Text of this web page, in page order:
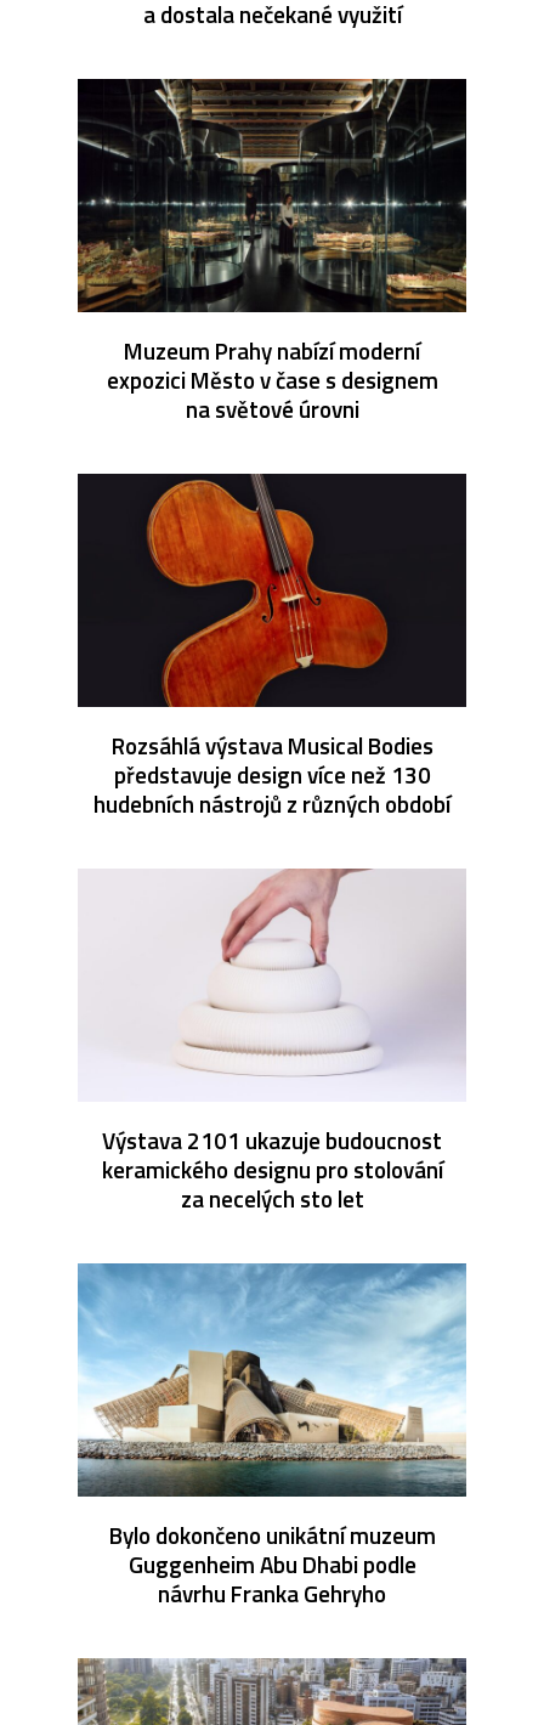
a dostala nečekané využití
Muzeum Prahy nabízí moderní
expozici Město v čase s designem
na světové úrovni
Rozsáhlá výstava Musical Bodies
představuje design více než 130
hudebních nástrojů z různých období
Výstava 2101 ukazuje budoucnost
keramického designu pro stolování
za necelých sto let
Bylo dokončeno unikátní muzeum
Guggenheim Abu Dhabi podle
návrhu Franka Gehryho